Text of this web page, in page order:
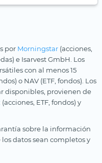
por Morningstar (acciones,
e Isarvest GmbH. Los
con al menos 15
o NAV (ETF, fondos). Los
disponibles, provienen de
(acciones, ETF, fondos) y
sobre la información
datos sean completos y